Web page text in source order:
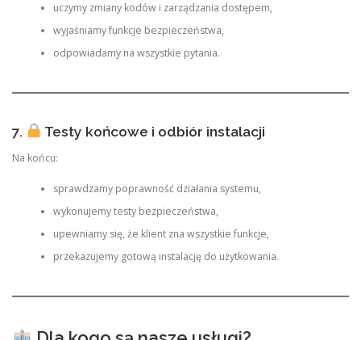
uczymy zmiany kodów i zarządzania dostępem,
wyjaśniamy funkcje bezpieczeństwa,
odpowiadamy na wszystkie pytania.
7. Testy końcowe i odbiór instalacji
Na końcu:
sprawdzamy poprawność działania systemu,
wykonujemy testy bezpieczeństwa,
upewniamy się, że klient zna wszystkie funkcje,
przekazujemy gotową instalację do użytkowania.